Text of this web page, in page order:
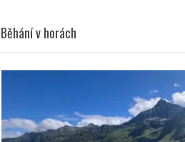
Běhání v horách